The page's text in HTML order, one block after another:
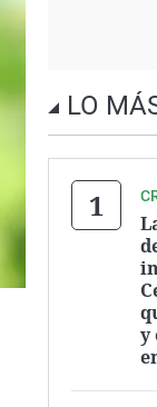
LO
y